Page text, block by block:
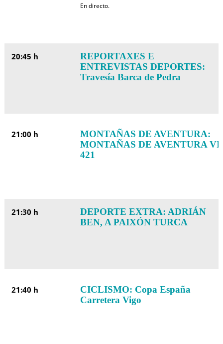
En directo.
20:45 h
REPORTAXES E
ENTREVISTAS DEPORTES:
Travesía Barca de Pedra
21:00 h
MONTAÑAS DE AVENTURA:
MONTAÑAS DE AVENTURA VI
421
21:30 h
DEPORTE EXTRA: ADRIÁN
BEN, A PAIXÓN TURCA
21:40 h
CICLISMO: Copa España
Carretera Vigo